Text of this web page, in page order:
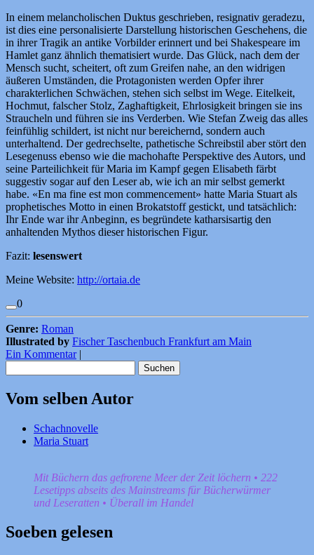
In einem melancholischen Duktus geschrieben, resignativ geradezu,
ist dies eine personalisierte Darstellung historischen Geschehens, die
in ihrer Tragik an antike Vorbilder erinnert und bei Shakespeare im
Hamlet ganz ähnlich thematisiert wurde. Das Glück, nach dem der
Mensch sucht, scheitert, oft zum Greifen nahe, an den widrigen
äußeren Umständen, die Protagonisten werden Opfer ihrer
charakterlichen Schwächen, stehen sich selbst im Wege. Eitelkeit,
Hochmut, falscher Stolz, Zaghaftigkeit, Ehrlosigkeit bringen sie ins
Straucheln und führen sie ins Verderben. Wie Stefan Zweig das alles
feinfühlig schildert, ist nicht nur bereichernd, sondern auch
unterhaltend. Der gedrechselte, pathetische Schreibstil aber stört den
Lesegenuss ebenso wie die machohafte Perspektive des Autors, und
seine Parteilichkeit für Maria im Kampf gegen Elisabeth färbt
suggestiv sogar auf den Leser ab, wie ich an mir selbst gemerkt
habe. «En ma fine est mon commencement» hatte Maria Stuart als
prophetisches Motto in einen Brokatstoff gestickt, und tatsächlich:
Ihr Ende war ihr Anbeginn, es begründete katharsisartig den
anhaltenden Mythos dieser historischen Figur.
Fazit: lesenswert
Meine Website: http://ortaia.de
0
Genre: Roman
Illustrated by Fischer Taschenbuch Frankfurt am Main
Ein Kommentar |
nach:
Vom selben Autor
Schachnovelle
Maria Stuart
Mit Büchern das gefrorene Meer der Zeit löchern • 222
Lesetipps abseits des Mainstreams für Bücherwürmer
und Leseratten • Überall im Handel
Soeben gelesen